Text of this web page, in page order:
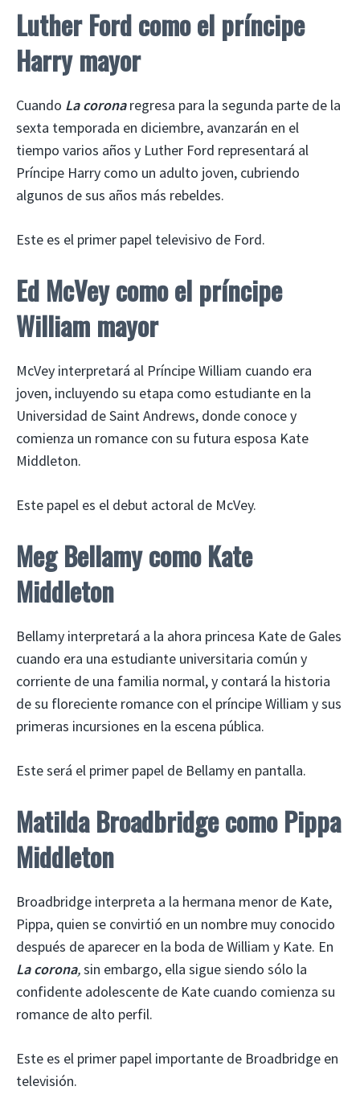
Luther Ford como el príncipe
Harry mayor
Cuando La coronaregresa para la segunda parte de la
sexta temporada en diciembre, avanzarán en el
tiempo varios años y Luther Ford representará al
Príncipe Harry como un adulto joven, cubriendo
algunos de sus años más rebeldes.
Este es el primer papel televisivo de Ford.
Ed McVey como el príncipe
William mayor
McVey interpretará al Príncipe William cuando era
joven, incluyendo su etapa como estudiante en la
Universidad de Saint Andrews, donde conoce y
comienza un romance con su futura esposa Kate
Middleton.
Este papel es el debut actoral de McVey.
Meg Bellamy como Kate
Middleton
Bellamy interpretará a la ahora princesa Kate de Gales
cuando era una estudiante universitaria común y
corriente de una familia normal, y contará la historia
de su floreciente romance con el príncipe William y sus
primeras incursiones en la escena pública.
Este será el primer papel de Bellamy en pantalla.
Matilda Broadbridge como Pippa
Middleton
Broadbridge interpreta a la hermana menor de Kate,
Pippa, quien se convirtió en un nombre muy conocido
después de aparecer en la boda de William y Kate. En
La corona,sin embargo, ella sigue siendo sólo la
confidente adolescente de Kate cuando comienza su
romance de alto perfil.
Este es el primer papel importante de Broadbridge en
televisión.